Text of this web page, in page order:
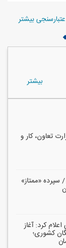
بیشتر
بيشتر
تعاون، کار و
سپرده «ممتاز»
کرد: آغاز
کشوری؛